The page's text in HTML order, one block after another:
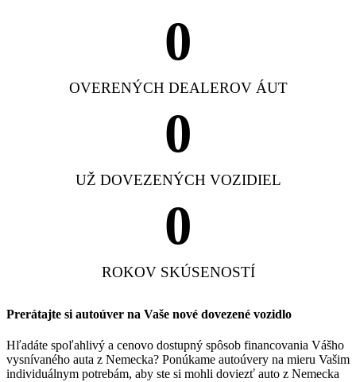
OVERENÝCH DEALEROV ÁUT
0
UŽ DOVEZENÝCH VOZIDIEL
0
ROKOV SKÚSENOSTÍ
0
Prerátajte si autoúver na Vaše nové dovezené vozidlo
Hľadáte spoľahlivý a cenovo dostupný spôsob financovania Vášho
vysnívaného auta z Nemecka? Ponúkame autoúvery na mieru Vašim
individuálnym potrebám, aby ste si mohli doviezť auto z Nemecka